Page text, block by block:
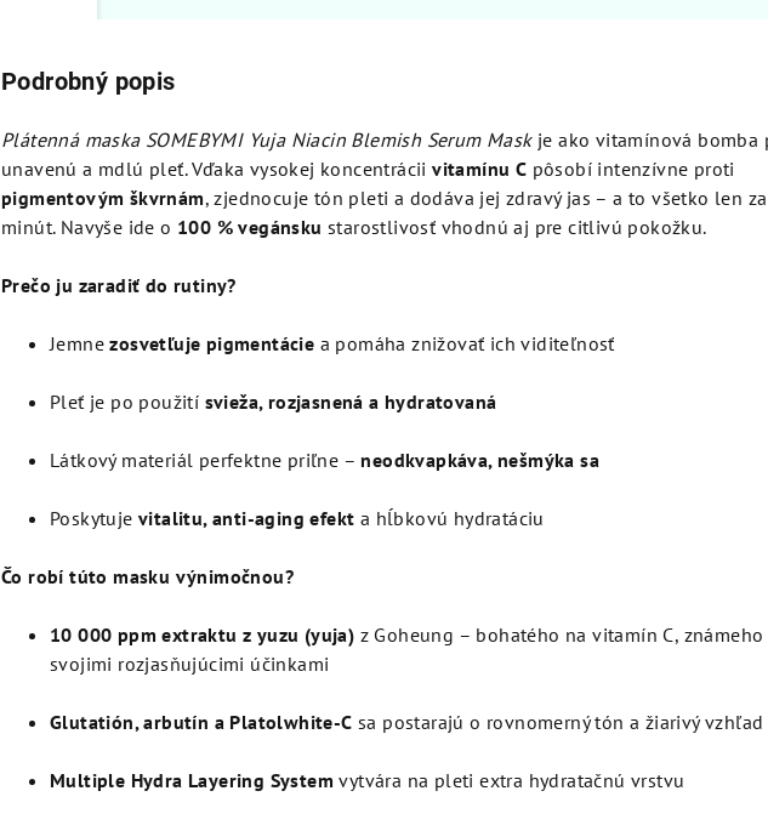
Podrobný popis
Plátenná maska SOMEBYMI Yuja Niacin Blemish Serum Maskje ako vitamínová bomba
unavenú a mdlú pleť. Vďaka vysokej koncentráciivitamínu C pôsobí intenzívne proti
pigmentovým škvrnám, zjednocuje tón pleti a dodáva jej zdravý jas – a to všetko len
minút. Navyše ide o 100 % vegánsku starostlivosť vhodnú aj pre citlivú pokožku.
Prečo ju zaradiť do rutiny?
Jemnezosvetľuje pigmentácie a pomáha znižovať ich viditeľnosť
Pleť je po použití svieža, rozjasnená a hydratovaná
Látkový materiál perfektne priľne – neodkvapkáva, nešmýka sa
Poskytuje vitalitu, anti-aging efekt a hĺbkovú hydratáciu
Čo robí túto masku výnimočnou?
10 000 ppm extraktu z yuzu (yuja) z Goheung – bohatého na vitamín C, známeho
svojimi rozjasňujúcimi účinkami
Glutatión, arbutín a Platolwhite-C sa postarajú o rovnomerný tón a žiarivý vzhľad
Multiple Hydra Layering System vytvára na pleti extra hydratačnú vrstvu